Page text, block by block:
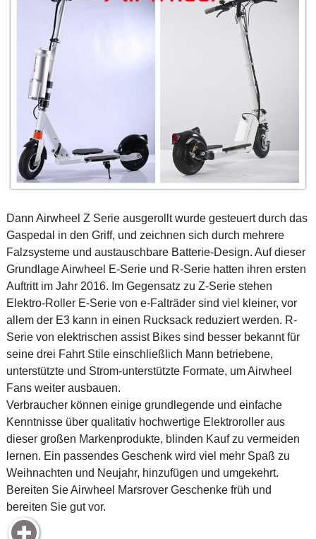
Dann Airwheel Z Serie ausgerollt wurde gesteuert durch das
Gaspedal in den Griff, und zeichnen sich durch mehrere
Falzsysteme und austauschbare Batterie-Design. Auf dieser
Grundlage Airwheel E-Serie und R-Serie hatten ihren ersten
Auftritt im Jahr 2016. Im Gegensatz zu Z-Serie stehen
Elektro-Roller E-Serie von e-Falträder sind viel kleiner, vor
allem der E3 kann in einen Rucksack reduziert werden. R-
Serie von elektrischen assist Bikes sind besser bekannt für
seine drei Fahrt Stile einschließlich Mann betriebene,
unterstützte und Strom-unterstützte Formate, um Airwheel
Fans weiter ausbauen.
Verbraucher können einige grundlegende und einfache
Kenntnisse über qualitativ hochwertige Elektroroller aus
dieser großen Markenprodukte, blinden Kauf zu vermeiden
lernen. Ein passendes Geschenk wird viel mehr Spaß zu
Weihnachten und Neujahr, hinzufügen und umgekehrt.
Bereiten Sie Airwheel Marsrover Geschenke früh und
bereiten Sie gut vor.